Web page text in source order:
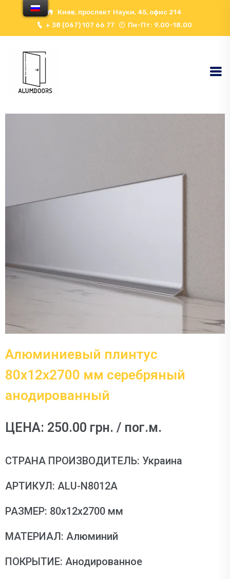
Киев, проспект Науки, 45, офис 214
+ 38 (067) 107 66 77
Пн-Пт: 9.00-18.00
Алюминиевый плинтус
80х12х2700 мм серебряный
анодированный
ЦЕНА: 250.00 грн. / пог.м.
СТРАНА ПРОИЗВОДИТЕЛЬ: Украина
АРТИКУЛ: ALU-N8012А
РАЗМЕР: 80х12х2700 мм
МАТЕРИАЛ: Алюминий
ПОКРЫТИЕ: Анодированное